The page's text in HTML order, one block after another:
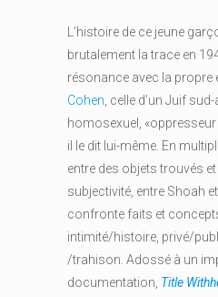
L’histoire de ce jeune
brutalement la trace en
résonance avec la propre
Cohen , celle d’un Juif
homosexuel,
il le dit lui-même. En
entre des objets trouvés
subjectivité, entre Shoah
confronte faits et
intimité/histoire, privé/
/trahison. Adossé à un
documentation, Title